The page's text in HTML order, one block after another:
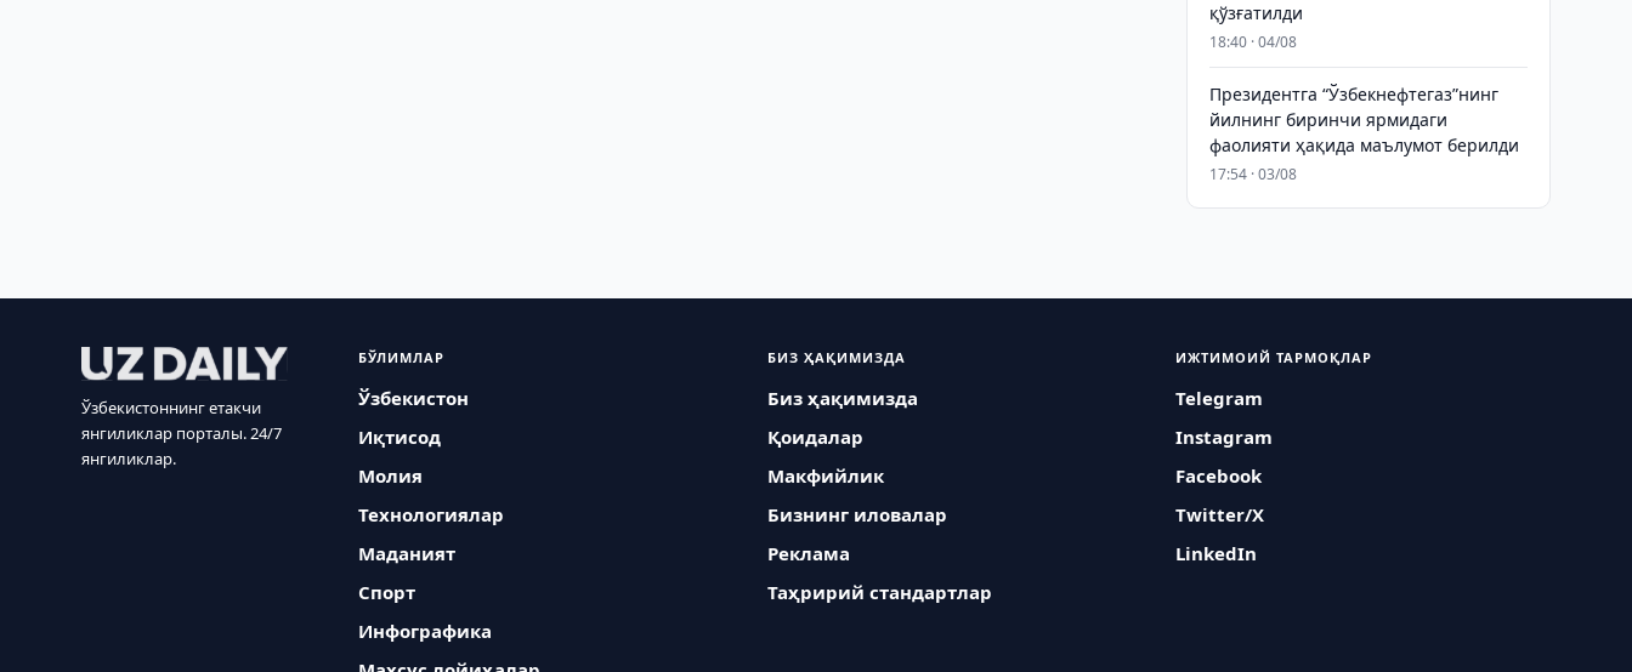
қўзғатилди
18:40 · 04/08
Президентга “Ўзбекнефтегаз”нинг
йилнинг биринчи ярмидаги
фаолияти ҳақида маълумот берилди
17:54 · 03/08
Ўзбекистоннинг етакчи
янгиликлар порталы. 24/7
янгиликлар.
БЎЛИМЛАР
Ўзбекистон
Иқтисод
Молия
Технологиялар
Маданият
Спорт
Инфографика
БИЗ ҲАҚИМИЗДА
Биз ҳақимизда
Қоидалар
Макфийлик
Бизнинг иловалар
Реклама
Таҳририй стандартлар
ИЖТИМОИЙ ТАРМОҚЛАР
Telegram
Instagram
Facebook
Twitter/X
LinkedIn